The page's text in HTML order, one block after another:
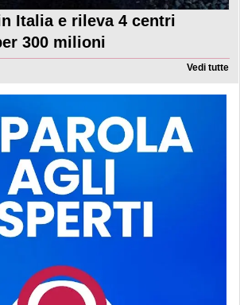
Italia e rileva 4 centri
300 milioni
Vedi tutte